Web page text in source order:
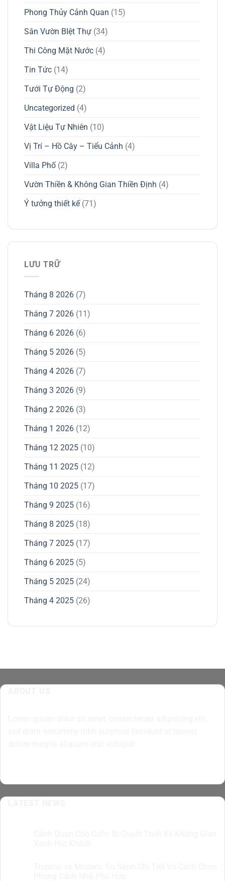
Phong Thủy Cảnh Quan (15)
Sân Vườn BIệt Thự (34)
Thi Công Mặt Nước (4)
Tin Tức (14)
Tưới Tự Động (2)
Uncategorized (4)
Vật Liệu Tự Nhiên (10)
Vị Trí – Hồ Cây – Tiểu Cảnh (4)
Villa Phố(2)
Vườn Thiền & Không Gian Thiền Định (4)
Ý tưởng thiết kế(71)
LƯU TRỮ
Tháng 8 2026 (7)
Tháng 7 2026 (11)
Tháng 6 2026 (6)
Tháng 5 2026 (5)
Tháng 4 2026 (7)
Tháng 3 2026 (9)
Tháng 2 2026 (3)
Tháng 1 2026 (12)
Tháng 12 2025 (10)
Tháng 11 2025 (12)
Tháng 10 2025 (17)
Tháng 9 2025 (16)
Tháng 8 2025 (18)
Tháng 7 2025 (17)
Tháng 6 2025 (5)
Tháng 5 2025 (24)
Tháng 4 2025 (26)